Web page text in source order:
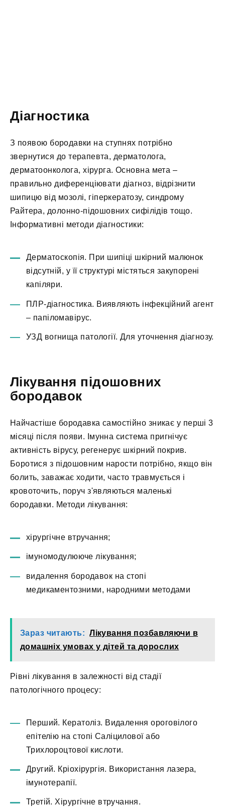
Діагностика
З появою бородавки на ступнях потрібно
звернутися до терапевта, дерматолога,
дерматоонколога, хірурга. Основна мета –
правильно диференціювати діагноз, відрізнити
шипицю від мозолі, гіперкератозу, синдрому
Райтера, долонно-підошовних сифілідів тощо.
Інформативні методи діагностики:
Дерматоскопія. При шипіці шкірний малюнок
відсутній, у її структурі містяться закупорені
капіляри.
ПЛР-діагностика. Виявляють інфекційний агент
– папіломавірус.
УЗД вогнища патології. Для уточнення діагнозу.
Лікування підошовних
бородавок
Найчастіше бородавка самостійно зникає у перші 3
місяці після появи. Імунна система пригнічує
активність вірусу, регенерує шкірний покрив.
Боротися з підошовним нарости потрібно, якщо він
болить, заважає ходити, часто травмується і
кровоточить, поруч з'являються маленькі
бородавки. Методи лікування:
хірургічне втручання;
імуномодулююче лікування;
видалення бородавок на стопі
медикаментозними, народними методами
Зараз читають: Лікування позбавляючи в
домашніх умовах у дітей та дорослих
Рівні лікування в залежності від стадії
патологічного процесу:
Перший. Кератоліз. Видалення ороговілого
епітелію на стопі Саліцилової або
Трихлороцтової кислоти.
Другий. Кріохірургія. Використання лазера,
імунотерапії.
Третій. Хірургічне втручання.